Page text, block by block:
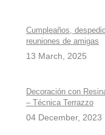
Cumpleaños,
reuniones de amigas
13 March, 2025
Decoración con
– Técnica Terrazzo
04 December, 2023